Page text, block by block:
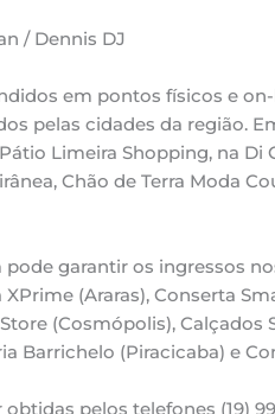
/ Dennis DJ
em pontos físicos e
pelas cidades da região.
Limeira Shopping, na Di
Chão de Terra Moda
garantir os ingressos
(Araras), Conserta
(Cosmópolis), Calçados
Barrichelo (Piracicaba) e
pelos telefones (19)